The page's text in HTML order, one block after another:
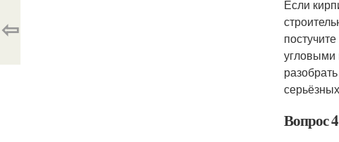
Если
угловыми
Вопрос
⇦